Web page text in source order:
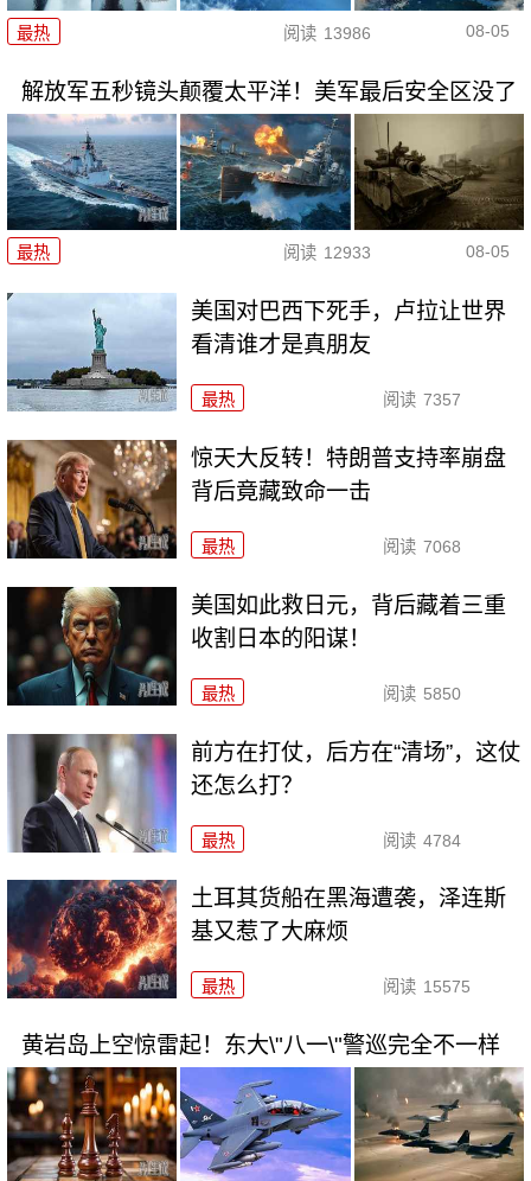
最热 阅读 13986 08-05
解放军五秒镜头颠覆太平洋！美军最后安全区没了
最热 阅读 12933 08-05
美国对巴西下死手，卢拉让世界
看清谁才是真朋友
最热 阅读 7357
惊天大反转！特朗普支持率崩盘
背后竟藏致命一击
最热 阅读 7068
美国如此救日元，背后藏着三重
收割日本的阳谋！
最热 阅读 5850
前方在打仗，后方在“清场”，这仗
还怎么打？
最热 阅读 4784
土耳其货船在黑海遭袭，泽连斯
基又惹了大麻烦
最热 阅读 15575
黄岩岛上空惊雷起！东大\"八一\"警巡完全不一样